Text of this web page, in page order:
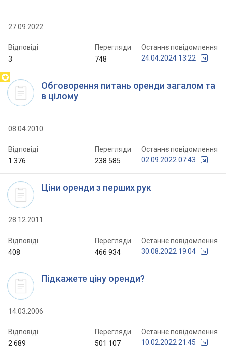
27.09.2022
Відповіді
3
Перегляди
748
Останнє повідомлення
24.04.2024 13:22

Обговорення питань оренди загалом та
в цілому
08.04.2010
Відповіді
1 376
Перегляди
238 585
Останнє повідомлення
02.09.2022 07:43
Ціни оренди з перших рук
28.12.2011
Відповіді
408
Перегляди
466 934
Останнє повідомлення
30.08.2022 19:04
Підкажете ціну оренди?
14.03.2006
Відповіді
2 689
Перегляди
501 107
Останнє повідомлення
10.02.2022 21:45